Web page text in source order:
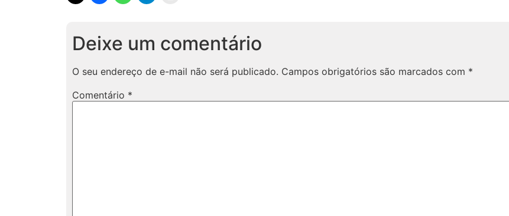
Deixe um comentário
O seu endereço de e-mail não será publicado. Campos obrigatórios são marcados com *
Comentário *